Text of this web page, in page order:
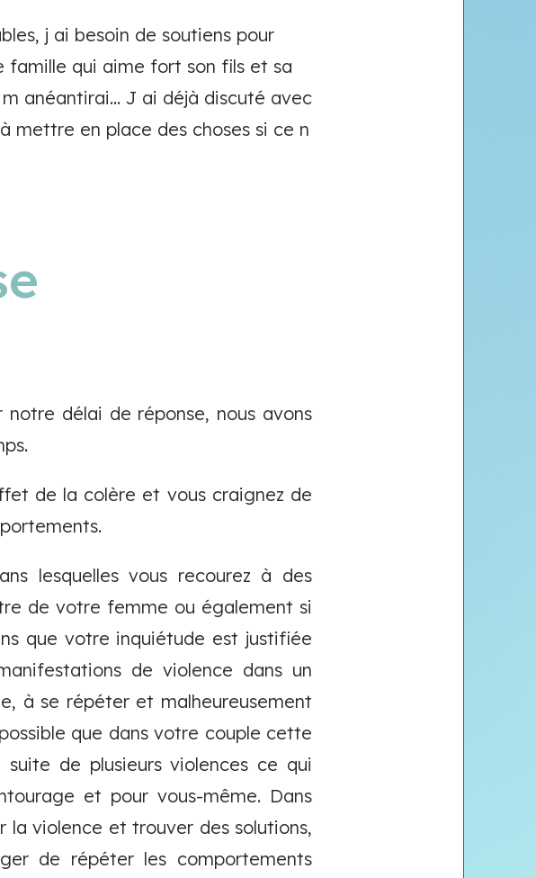
j ai besoin de soutiens pour
famille qui aime fort son fils et sa
anéantirai... J ai déjà discuté avec
mettre en place des choses si ce n
notre délai de réponse, nous avons
de la colère et vous craignez de
lesquelles vous recourez à des
de votre femme ou également si
que votre inquiétude est justifiée
de violence dans un
à se répéter et malheureusement
que dans votre couple cette
de plusieurs violences ce qui
et pour vous-même. Dans
la violence et trouver des solutions,
de répéter les comportements